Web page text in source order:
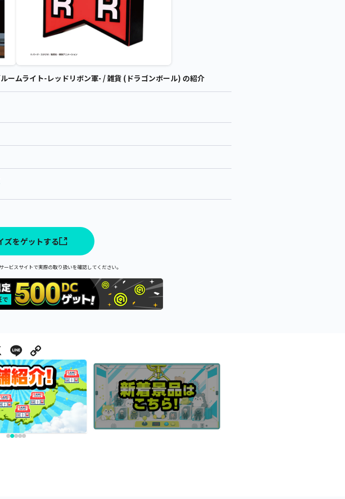
ームライト-レッドリボン軍- / 雑貨 (ドラゴンボール) の紹介
ズをゲットする
ビスサイトで実際の取り扱いを確認してください。
X Line